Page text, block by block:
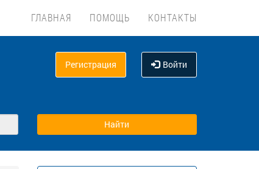
ГЛАВНАЯ ПОМОЩЬ КОНТАКТЫ
Регистрация Войти